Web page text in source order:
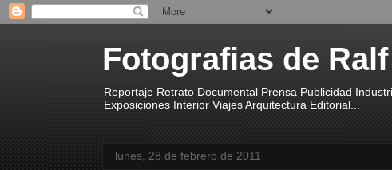
Fotografias de
Reportaje Retrato Documental Prensa Publicidad
Exposiciones Interior Viajes Arquitectura Editorial...
lunes, 28 de febrero de 2011